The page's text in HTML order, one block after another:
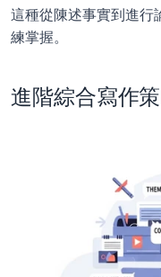
這種從陳述事實到進行
練掌握。
進階綜合寫作